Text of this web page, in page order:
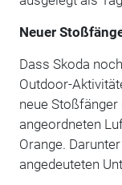
Neuer
Dass Skoda
Outdoor-
neue
angeordneten
Orange.
angedeuteten